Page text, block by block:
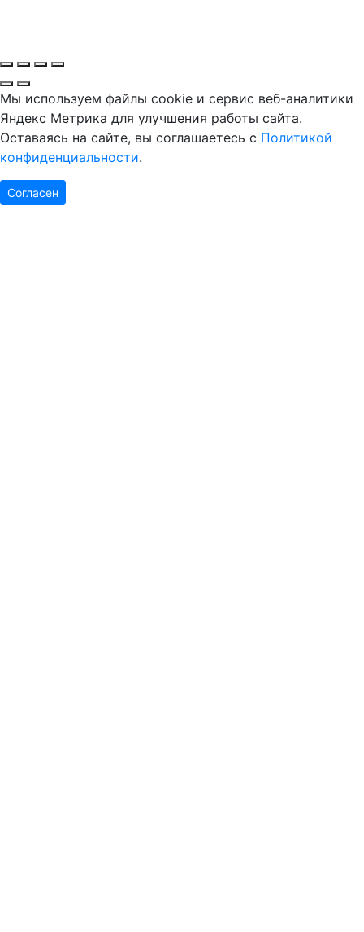
Мы используем файлы cookie и сервис веб-аналитики
Яндекс Метрика для улучшения работы сайта.
Оставаясь на сайте, вы соглашаетесь с Политикой
конфиденциальности.
Согласен